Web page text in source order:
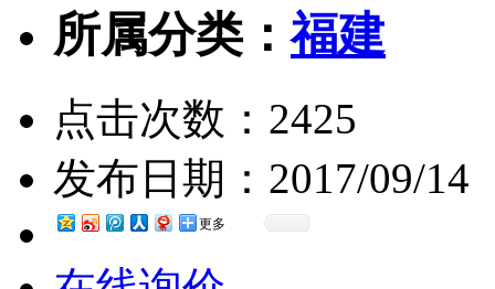
所属分类：福建
点击次数： 2425
发布日期： 2017/09/14
更多